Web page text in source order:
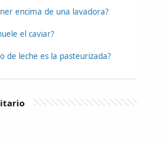
encima de una lavadora?
el caviar?
de leche es la pasteurizada?